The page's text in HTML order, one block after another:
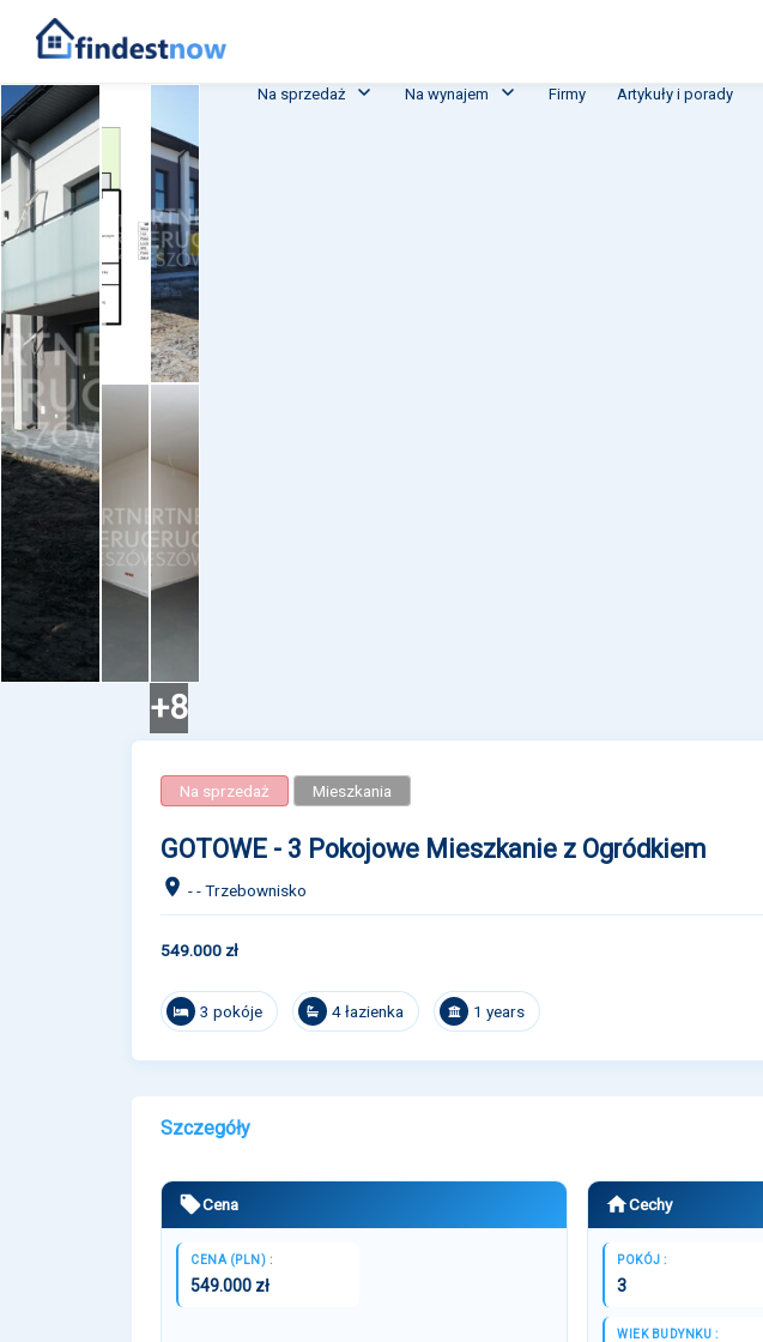
Na sprzedaż Na wynajem Firmy Artykuły i porady
+8
Na sprzedaż Mieszkania
GOTOWE - 3 Pokojowe Mieszkanie z Ogródkiem
- - Trzebownisko
549.000 zł
3 pokóje 4 łazienka 1 years
Szczegóły
Cena
CENA (PLN) :
549.000 zł
Cechy
POKÓJ :
3
WIEK BUDYNKU :